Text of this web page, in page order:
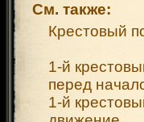
См. также:
Крестовый
1-й
перед
1-й